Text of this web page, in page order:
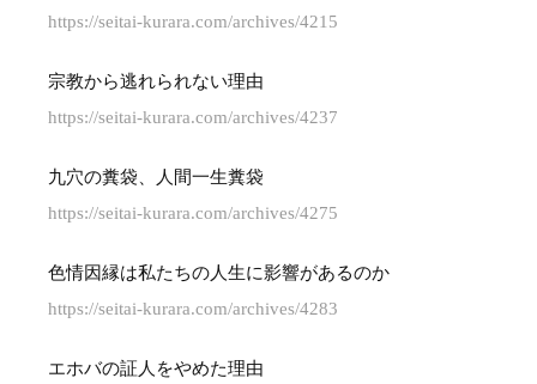
https://seitai-kurara.com/archives/4215
宗教から逃れられない理由
https://seitai-kurara.com/archives/4237
九穴の糞袋、人間一生糞袋
https://seitai-kurara.com/archives/4275
色情因縁は私たちの人生に影響があるのか
https://seitai-kurara.com/archives/4283
エホバの証人をやめた理由